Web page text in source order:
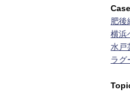
Case
肥後
横浜
水戸
ラグ